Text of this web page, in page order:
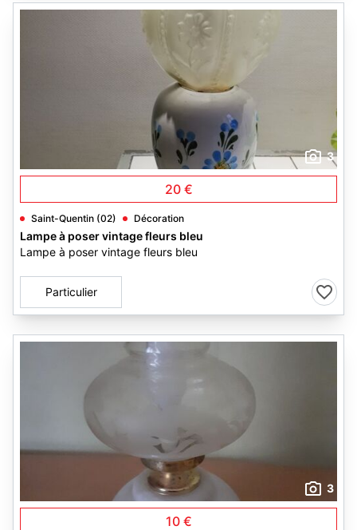
3
20 €
Saint-Quentin (02) Décoration
Lampe à poser vintage fleurs bleu
Lampe à poser vintage fleurs bleu
Particulier
3
10 €